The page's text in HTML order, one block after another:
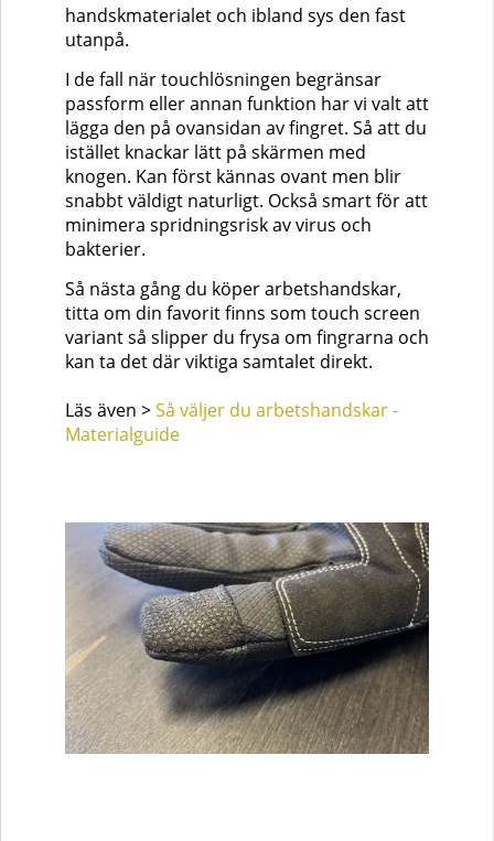
handskmaterialet och ibland sys den fast
utanpå.
I de fall när touchlösningen begränsar
passform eller annan funktion har vi valt att
lägga den på ovansidan av fingret. Så att du
istället knackar lätt på skärmen med
knogen. Kan först kännas ovant men blir
snabbt väldigt naturligt. Också smart för att
minimera spridningsrisk av virus och
bakterier.
Så nästa gång du köper arbetshandskar,
titta om din favorit finns som touch screen
variant så slipper du frysa om fingrarna och
kan ta det där viktiga samtalet direkt.
Läs även >Så väljer du arbetshandskar -
Materialguide